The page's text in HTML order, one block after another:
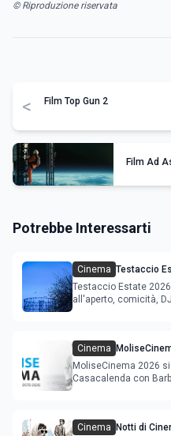
© Riproduzione riservata
< Film Top Gun 2
Film Ad
Potrebbe Interessarti
Cinema Testaccio
Ferragosto
Testaccio Estate
all'aperto, comicità,
Cinema
MoliseCinema 2026
Casacalenda con
Cinema Notti di